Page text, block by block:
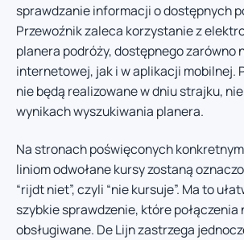
sprawdzanie informacji o dostępnych
Przewoźnik zaleca korzystanie z
planera podróży, dostępnego zarówno
internetowej, jak i w aplikacji mobilnej.
nie będą realizowane w dniu strajku,
wynikach wyszukiwania planera.
Na stronach poświęconych
liniom odwołane kursy zostaną
“rijdt niet”, czyli “nie kursuje”. Ma to
szybkie sprawdzenie, które połączenia
obsługiwane. De Lijn zastrzega